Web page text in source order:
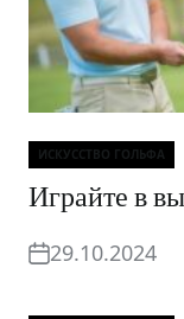
Рубрики
ИСКУССТВО ГОЛЬФА
Играйте в
29.10.2024